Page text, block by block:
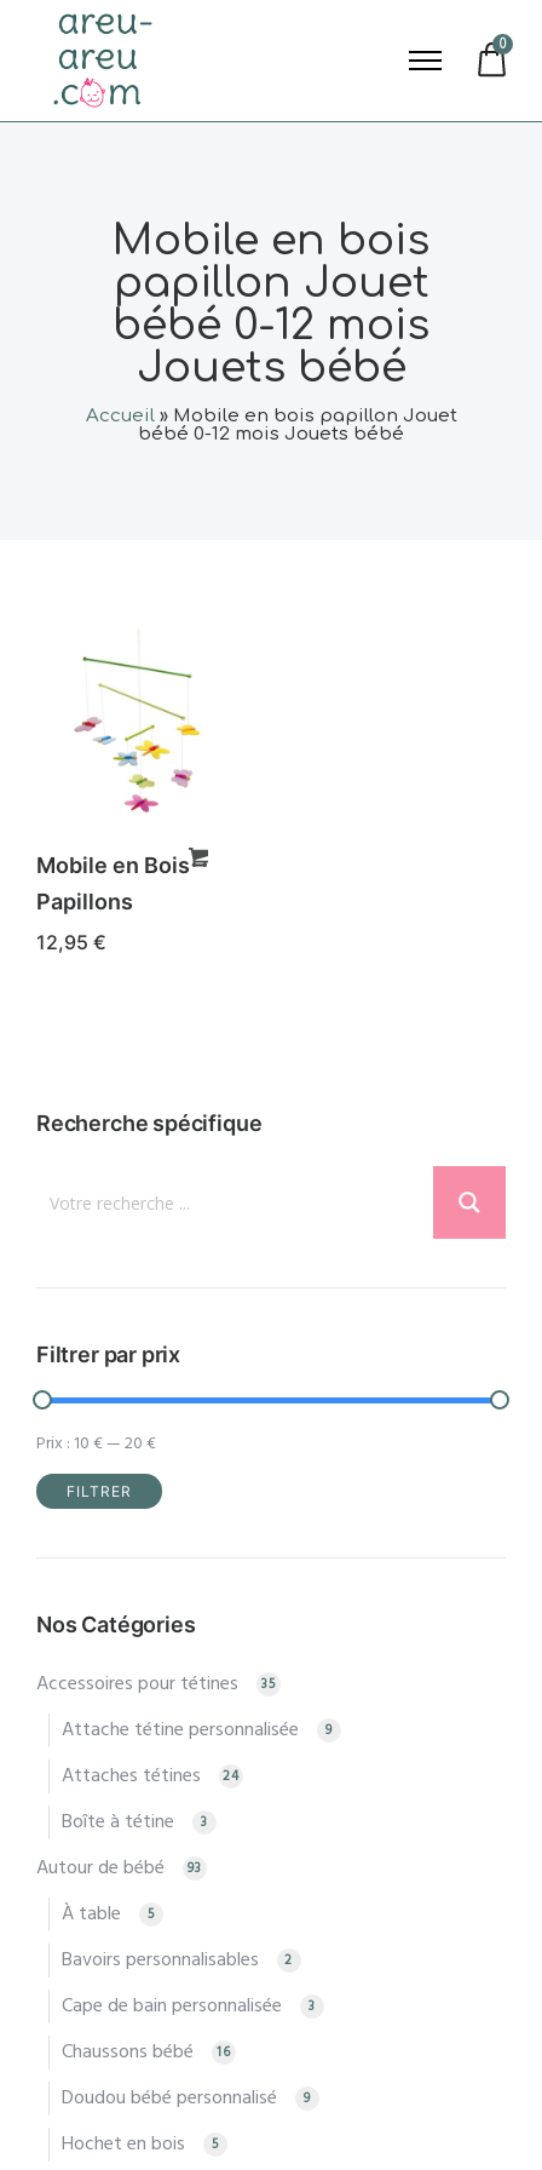
0
Mobile en bois
papillon Jouet
bébé 0-12 mois
Jouets bébé
Accueil» Mobile en bois papillon Jouet
bébé 0-12 mois Jouets bébé
Mobile en Bois –
Papillons
12,95 €
Recherche spécifique
Filtrer par prix
min
max
FILTRER
Prix : 10 €—20 €
Nos Catégories
Accessoires pour tétines 35
Attache tétine personnalisée 9
Attaches tétines 24
Boîte à tétine 3
Autour de bébé 93
À table 5
Bavoirs personnalisables 2
Cape de bain personnalisée 3
Chaussons bébé 16
Doudou bébé personnalisé 9
Hochet en bois 5